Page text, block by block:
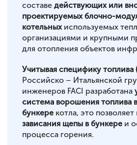
составе действующих или
проектируемых блочно-
котельныхиспользуемых
организациями и крупными
для отопления объектов
Учитывая специфику
Российско – Итальянской
инженеров FACI разработана
система ворошения топлива
бункере котла, это позволяет
зависания щепы в бункере и
процесса горения.